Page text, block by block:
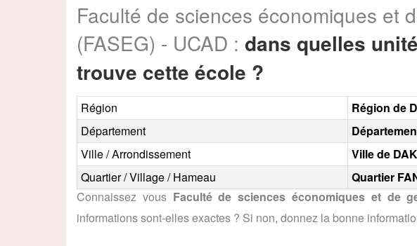
Faculté de sciences économiques et
(FASEG) - UCAD :dans quelles
trouve cette école ?
Région
Région de
Département
Ville / Arrondissement
Ville de
Quartier / Village / Hameau
Quartier
Connaissez vous Faculté de sciences économiques et de
informations sont-elles exactes ? Si non, donnez la bonne